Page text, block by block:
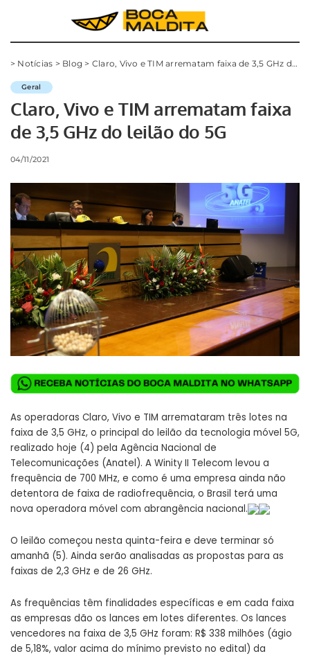
> Notícias > Blog > Claro, Vivo e TIM arrematam faixa de 3,5 GHz do leilão do 5G
Geral
Claro, Vivo e TIM arrematam faixa
de 3,5 GHz do leilão do 5G
04/11/2021
As operadoras Claro, Vivo e TIM arremataram três lotes na
faixa de 3,5 GHz, o principal do leilão da tecnologia móvel 5G,
realizado hoje (4) pela Agência Nacional de
Telecomunicações (Anatel). A Winity II Telecom levou a
frequência de 700 MHz, e como é uma empresa ainda não
detentora de faixa de radiofrequência, o Brasil terá uma
nova operadora móvel com abrangência nacional.
O leilão começou nesta quinta-feira e deve terminar só
amanhã (5). Ainda serão analisadas as propostas para as
faixas de 2,3 GHz e de 26 GHz.
As frequências têm finalidades específicas e em cada faixa
as empresas dão os lances em lotes diferentes. Os lances
vencedores na faixa de 3,5 GHz foram: R$ 338 milhões (ágio
de 5,18%, valor acima do mínimo previsto no edital) da